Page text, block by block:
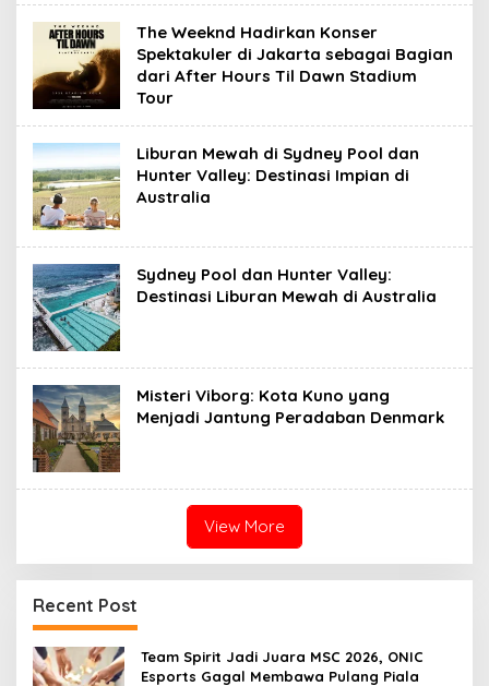
The Weeknd Hadirkan Konser
Spektakuler di Jakarta sebagai Bagian
dari After Hours Til Dawn Stadium
Tour
Liburan Mewah di Sydney Pool dan
Hunter Valley: Destinasi Impian di
Australia
Sydney Pool dan Hunter Valley:
Destinasi Liburan Mewah di Australia
Misteri Viborg: Kota Kuno yang
Menjadi Jantung Peradaban Denmark
View More
Recent Post
Team Spirit Jadi Juara MSC 2026, ONIC
Esports Gagal Membawa Pulang Piala